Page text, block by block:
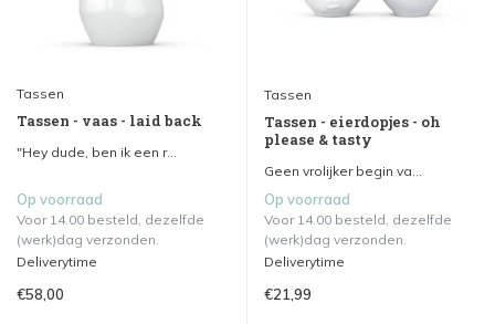
Tassen
Tassen - vaas - laid back
"Hey dude, ben ik een r...
Op voorraad
Voor 14.00 besteld, dezelfde
(werk)dag verzonden.
Deliverytime
€58,00
Tassen
Tassen - eierdopjes - oh
please & tasty
Geen vrolijker begin va...
Op voorraad
Voor 14.00 besteld, dezelfde
(werk)dag verzonden.
Deliverytime
€21,99